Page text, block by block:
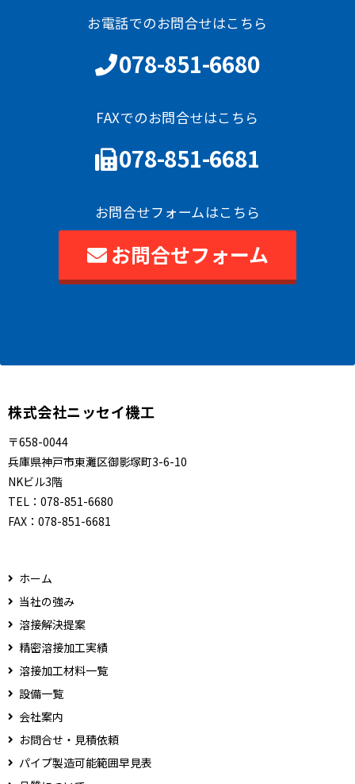
お電話でのお問合せはこちら
078-851-6680
FAXでのお問合せはこちら
078-851-6681
お問合せフォームはこちら
お問合せフォーム
株式会社ニッセイ機工
〒658-0044
兵庫県神戸市東灘区御影塚町3-6-10
NKビル3階
TEL： 078-851-6680
FAX： 078-851-6681
ホーム
当社の強み
溶接解決提案
精密溶接加工実績
溶接加工材料一覧
設備一覧
会社案内
お問合せ・見積依頼
パイプ製造可能範囲早見表